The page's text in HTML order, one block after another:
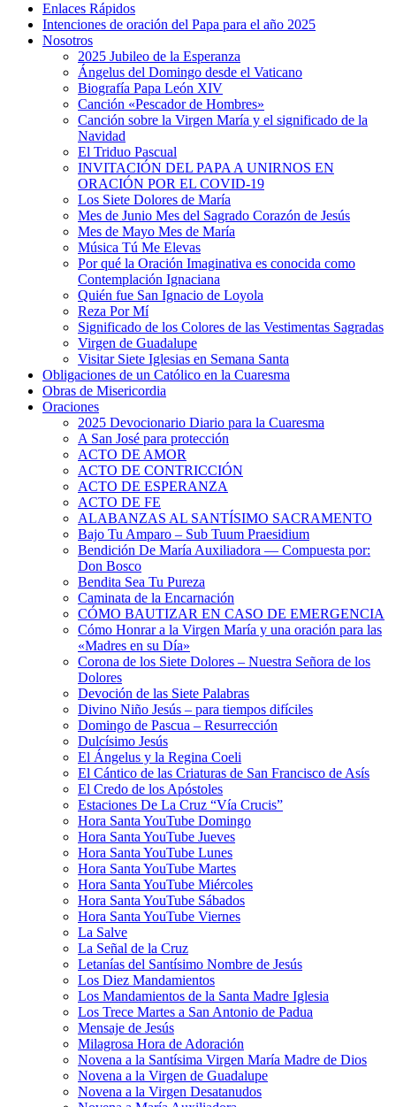
Enlaces Rápidos
Intenciones de oración del Papa para el año 2025
Nosotros
2025 Jubileo de la Esperanza
Ángelus del Domingo desde el Vaticano
Biografía Papa León XIV
Canción «Pescador de Hombres»
Canción sobre la Virgen María y el significado de la
Navidad
El Triduo Pascual
INVITACIÓN DEL PAPA A UNIRNOS EN
ORACIÓN POR EL COVID-19
Los Siete Dolores de María
Mes de Junio Mes del Sagrado Corazón de Jesús
Mes de Mayo Mes de María
Música Tú Me Elevas
Por qué la Oración Imaginativa es conocida como
Contemplación Ignaciana
Quién fue San Ignacio de Loyola
Reza Por Mí
Significado de los Colores de las Vestimentas Sagradas
Virgen de Guadalupe
Visitar Siete Iglesias en Semana Santa
Obligaciones de un Católico en la Cuaresma
Obras de Misericordia
Oraciones
2025 Devocionario Diario para la Cuaresma
A San José para protección
ACTO DE AMOR
ACTO DE CONTRICCIÓN
ACTO DE ESPERANZA
ACTO DE FE
ALABANZAS AL SANTÍSIMO SACRAMENTO
Bajo Tu Amparo – Sub Tuum Praesidium
Bendición De María Auxiliadora — Compuesta por:
Don Bosco
Bendita Sea Tu Pureza
Caminata de la Encarnación
CÓMO BAUTIZAR EN CASO DE EMERGENCIA
Cómo Honrar a la Virgen María y una oración para las
«Madres en su Día»
Corona de los Siete Dolores – Nuestra Señora de los
Dolores
Devoción de las Siete Palabras
Divino Niño Jesús – para tiempos difíciles
Domingo de Pascua – Resurrección
Dulcísimo Jesús
El Ángelus y la Regina Coeli
El Cántico de las Criaturas de San Francisco de Asís
El Credo de los Apóstoles
Estaciones De La Cruz “Vía Crucis”
Hora Santa YouTube Domingo
Hora Santa YouTube Jueves
Hora Santa YouTube Lunes
Hora Santa YouTube Martes
Hora Santa YouTube Miércoles
Hora Santa YouTube Sábados
Hora Santa YouTube Viernes
La Salve
La Señal de la Cruz
Letanías del Santísimo Nombre de Jesús
Los Diez Mandamientos
Los Mandamientos de la Santa Madre Iglesia
Los Trece Martes a San Antonio de Padua
Mensaje de Jesús
Milagrosa Hora de Adoración
Novena a la Santísima Virgen María Madre de Dios
Novena a la Virgen de Guadalupe
Novena a la Virgen Desatanudos